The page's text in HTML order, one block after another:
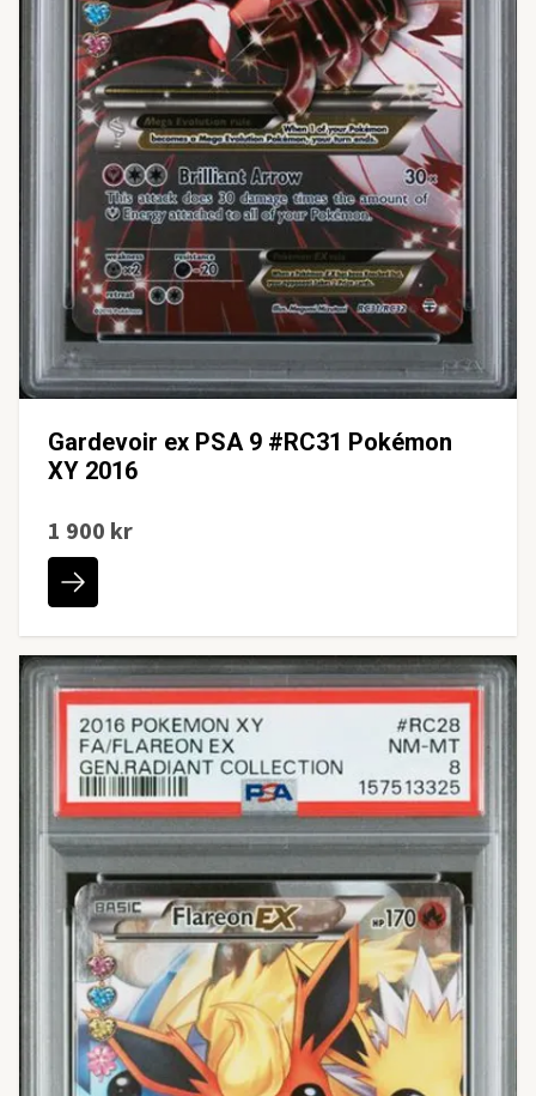
Gardevoir ex PSA 9 #RC31 Pokémon
XY 2016
1 900 kr